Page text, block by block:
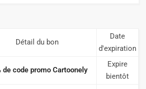
Détail du bon
Date
d'expiration
de code promo Cartoonely
Expire
bientôt